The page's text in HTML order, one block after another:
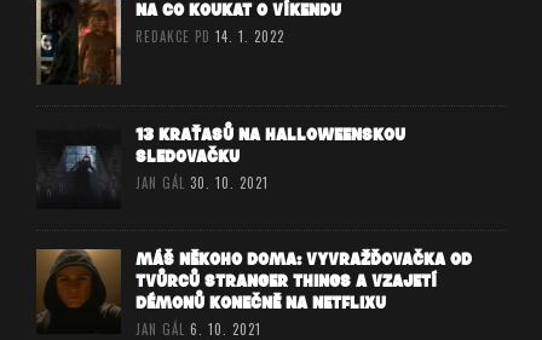
NA CO KOUKAT O VÍKENDU
REDAKCE PD 14. 1. 2022
13 KRAŤASŮ NA HALLOWEENSKOU
SLEDOVAČKU
JAN GÁL 30. 10. 2021
MÁŠ NĚKOHO DOMA: VYVRAŽĎOVAČKA OD
TVŮRCŮ STRANGER THINGS A VZAJETÍ
DÉMONŮ KONEČNĚ NA NETFLIXU
JAN GÁL 6. 10. 2021